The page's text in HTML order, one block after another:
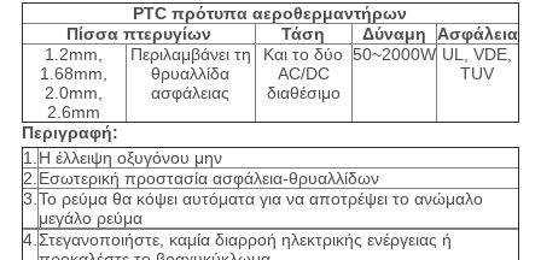
PTC πρότυπα αεροθερμαντήρων
Πίσσα πτερυγίων
Τάση Δύναμη
Ασφάλεια
1.2mm,
1.68mm,
2.0mm,
2.6mm
Περιλαμβάνει τη
θρυαλλίδα
ασφάλειας
Και το δύο
AC/DC
διαθέσιμο
50~2000W UL, VDE,
TUV
Περιγραφή:
1.Η έλλειψη οξυγόνου μην
2.Εσωτερική προστασία ασφάλεια-θρυαλλίδων
3.Το ρεύμα θα κόψει αυτόματα για να αποτρέψει το ανώμαλο
μεγάλο ρεύμα
4.Στεγανοποιήστε, καμία διαρροή ηλεκτρικής ενέργειας ή